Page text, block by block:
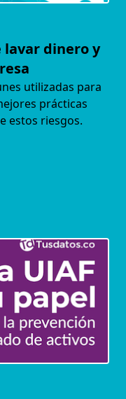
lavar dinero y
utilizadas para
prácticas
estos riesgos.